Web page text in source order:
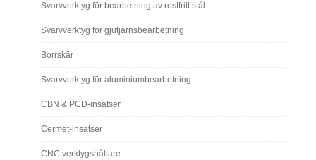
Svarvverktyg för bearbetning av rostfritt stål
Svarvverktyg för gjutjärnsbearbetning
Borrskär
Svarvverktyg för aluminiumbearbetning
CBN & PCD-insatser
Cermet-insatser
CNC verktygshållare